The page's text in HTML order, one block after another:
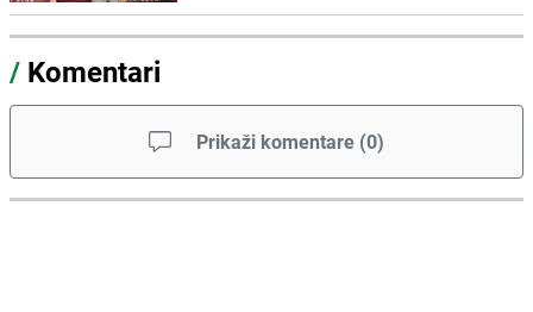
/ Komentari
Prikaži komentare (0)